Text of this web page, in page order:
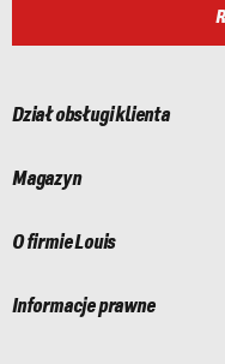
Dział obsługi klienta
Magazyn
O firmie Louis
Informacje prawne